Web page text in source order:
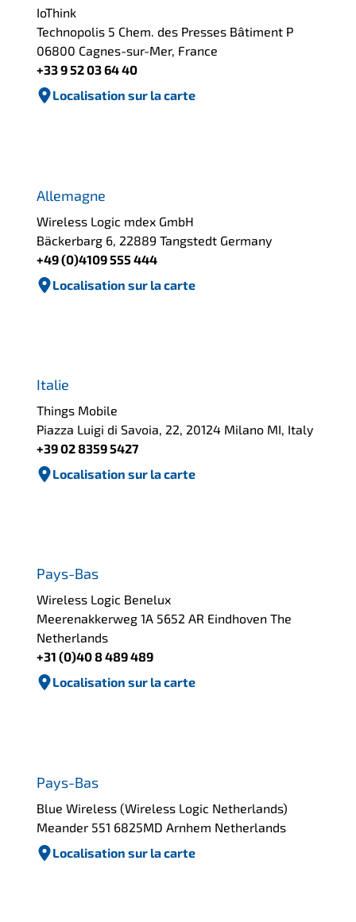
IoThink
Technopolis 5 Chem. des Presses Bâtiment P
06800 Cagnes-sur-Mer, France
+33 9 52 03 64 40
Localisation sur la carte
Allemagne
Wireless Logic mdex GmbH
Bäckerbarg 6, 22889 Tangstedt Germany
+49 (0)4109 555 444
Localisation sur la carte
Italie
Things Mobile
Piazza Luigi di Savoia, 22, 20124 Milano MI, Italy
+39 02 8359 5427
Localisation sur la carte
Pays-Bas
Wireless Logic Benelux
Meerenakkerweg 1A 5652 AR Eindhoven The
Netherlands
+31 (0)40 8 489 489
Localisation sur la carte
Pays-Bas
Blue Wireless (Wireless Logic Netherlands)
Meander 551 6825MD Arnhem Netherlands
Localisation sur la carte